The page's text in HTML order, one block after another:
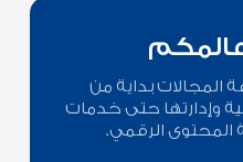
بداية من
وإدارتها حتى خدمات